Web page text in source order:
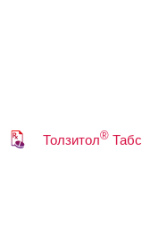
Толзитол®Табс